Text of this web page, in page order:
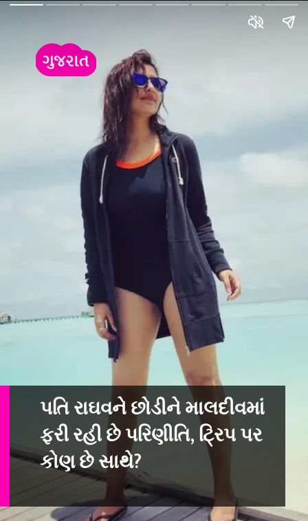
પતિ રાઘવને છોડીને માલદીવમાં
ફરી રહી છે પરિણીતિ, ટ્રિપ પર
કોણ છે સાથે?